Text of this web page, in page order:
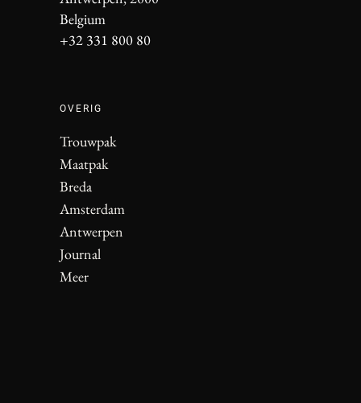
Belgium
+32 331 800 80
OVERIG
Trouwpak
Maatpak
Breda
Amsterdam
Antwerpen
Journal
Meer